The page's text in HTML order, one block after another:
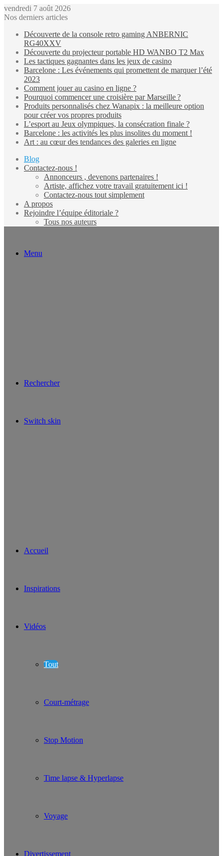
vendredi 7 août 2026
Nos derniers articles
Découverte de la console retro gaming ANBERNIC
RG40XXV
Découverte du projecteur portable HD WANBO T2 Max
Les tactiques gagnantes dans les jeux de casino
Barcelone : Les événements qui promettent de marquer l’été
2023
Comment jouer au casino en ligne ?
Pourquoi commencer une croisière par Marseille ?
Produits personnalisés chez Wanapix : la meilleure option
pour créer vos propres produits
L’esport au Jeux olympiques, la consécration finale ?
Barcelone : les activités les plus insolites du moment !
Art : au cœur des tendances des galeries en ligne
Blog
Contactez-nous !
Annonceurs , devenons partenaires !
Artiste, affichez votre travail gratuitement ici !
Contactez-nous tout simplement
A propos
Rejoindre l’équipe éditoriale ?
Tous nos auteurs
Menu
Rechercher
Switch skin
Accueil
Inspirations
Vidéos
Tout
Court-métrage
Stop Motion
Time lapse & Hyperlapse
Voyage
Divertissement